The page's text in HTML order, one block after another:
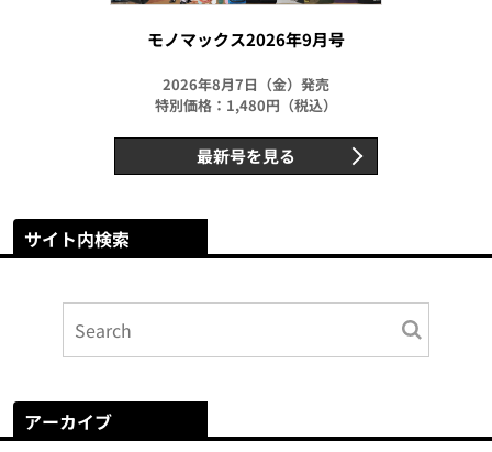
モノマックス2026年9月号
2026年8月7日（金）発売
特別価格：1,480円（税込）
最新号を見る
サイト内検索
アーカイブ